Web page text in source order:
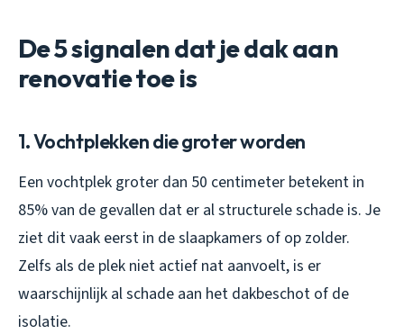
De 5 signalen dat je dak aan
renovatie toe is
1. Vochtplekken die groter worden
Een vochtplek groter dan 50 centimeter betekent in
85% van de gevallen dat er al structurele schade is. Je
ziet dit vaak eerst in de slaapkamers of op zolder.
Zelfs als de plek niet actief nat aanvoelt, is er
waarschijnlijk al schade aan het dakbeschot of de
isolatie.